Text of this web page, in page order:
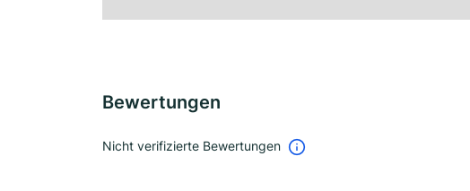
Bewertungen
Nicht verifizierte Bewertungen